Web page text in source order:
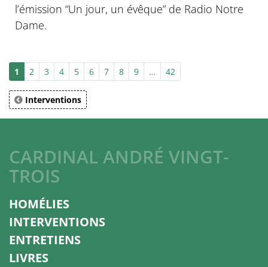
l’émission “Un jour, un évêque” de Radio Notre
Dame.
1 2 3 4 5 6 7 8 9 … 42
Interventions
CARDINAL ANDRÉ VINGT-
TROIS
HOMÉLIES
INTERVENTIONS
ENTRETIENS
LIVRES